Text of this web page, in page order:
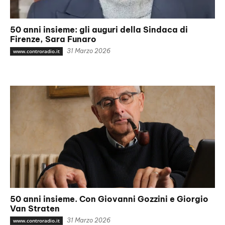
50 anni insieme: gli auguri della Sindaca di
Firenze, Sara Funaro
www.controradio.it 31 Marzo 2026
50 anni insieme. Con Giovanni Gozzini e Giorgio
Van Straten
www.controradio.it 31 Marzo 2026